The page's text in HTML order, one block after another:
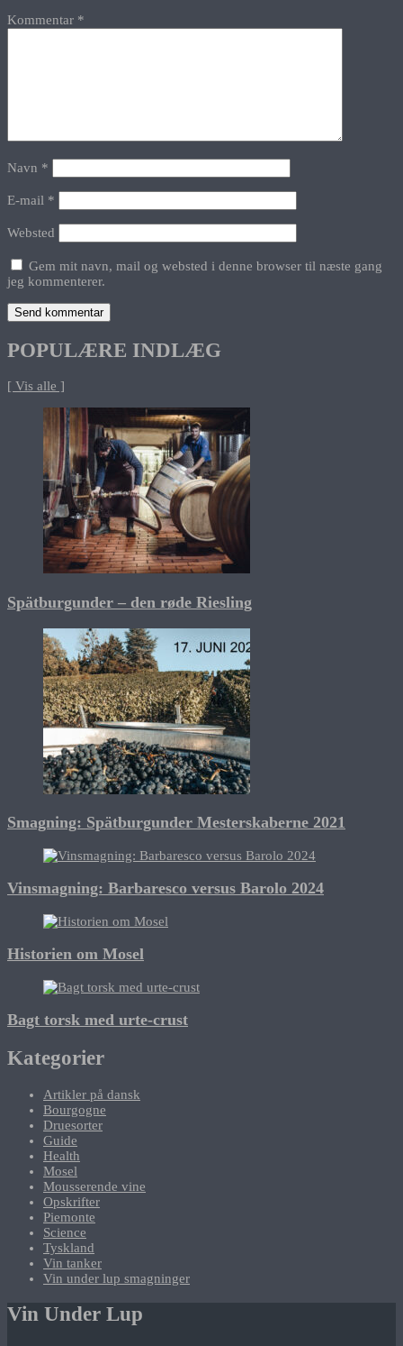
Kommentar *
Navn *
E-mail *
Websted
Gem mit navn, mail og websted i denne browser til næste gang
jeg kommenterer.
POPULÆRE INDLÆG
[ Vis alle ]
Spätburgunder – den røde Riesling
Smagning: Spätburgunder Mesterskaberne 2021
Vinsmagning: Barbaresco versus Barolo 2024
Historien om Mosel
Bagt torsk med urte-crust
Kategorier
Artikler på dansk
Bourgogne
Druesorter
Guide
Health
Mosel
Mousserende vine
Opskrifter
Piemonte
Science
Tyskland
Vin tanker
Vin under lup smagninger
Vin Under Lup